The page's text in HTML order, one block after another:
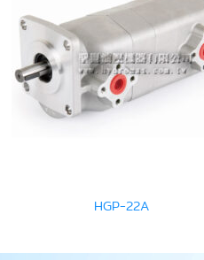
HGP-22A